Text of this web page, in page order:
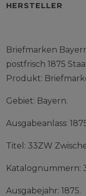
HERSTELLER
Briefmarken
postfrisch 1875
Produkt:
Gebiet: Bayern.
Ausgabeanlass:
Titel: 33ZW
Katalognummern:
Ausgabejahr: 1875.